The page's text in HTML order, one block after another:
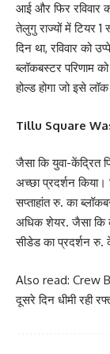
आई और फिर रविवार
तेलुगु राज्यों में टियर
दिन था, रविवार को
ब्लॉकबस्टर परिणाम
होल्ड होगा जो इसे
Tillu Square
जैसा कि युवा-केंद्रित
अच्छा प्रदर्शन
सप्ताहांत रु. का
अधिक शेयर. जैसा कि
सीडेड का प्रदर्शन
Also read: Crew
दूसरे दिन धीमी रही